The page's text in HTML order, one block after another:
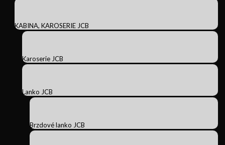
KABINA, KAROSERIE JCB
Karoserie JCB
Lanko JCB
Brzdové lanko JCB